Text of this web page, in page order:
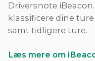
Driversnote
klassificere dine
samt tidligere ture.
Læs mere om